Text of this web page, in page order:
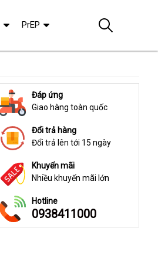
Đáp ứng
Giao hàng toàn quốc
Đổi trả hàng
Đổi trả lên tới 15 ngày
Khuyến mãi
Nhiều khuyến mãi lớn
Hotline
0938411000
PrEP